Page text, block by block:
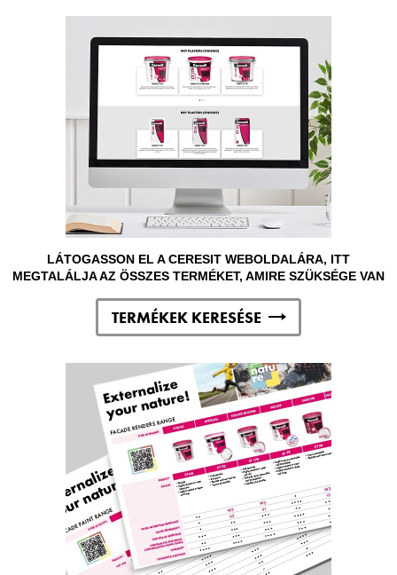
LÁTOGASSON EL A CERESIT WEBOLDALÁRA, ITT
MEGTALÁLJA AZ ÖSSZES TERMÉKET, AMIRE SZÜKSÉGE VAN
TERMÉKEK KERESÉSE